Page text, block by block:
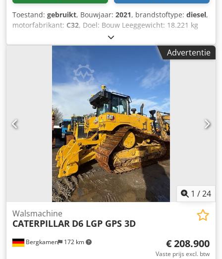
Toestand: gebruikt, Bouwjaar: 2021, brandstoftype: diesel,
motorfabrikant: C32, Doel: Bouw Leeggewicht: 18.221 kg
Generatorvermogen: 1.100 kVA Transportafmetingen (L x B
x H): 20 ft HC-container Voor meer informatie kunt u
contact opnemen met de afdeling Verkoop. Meer dan 85
jaar verkoopervaring in Nederland. Een team van experts
dat op zoek is naar individuele oplossingen voor uw
behoeften. 1000 uur of 1 jaar garantie: optimale veiligheid.
24 uur per dag, zeven dagen per week beschikbaar.
Crodsvyn A Uopfx Aaief Snelle service. Grote voorraad,
direct leverbaar.
Advertentie
1 /24
Bergkamen 172 km
Walsmachine
CATERPILLAR D6 LGP GPS 3D
€ 208.900
Vaste prijs excl. btw